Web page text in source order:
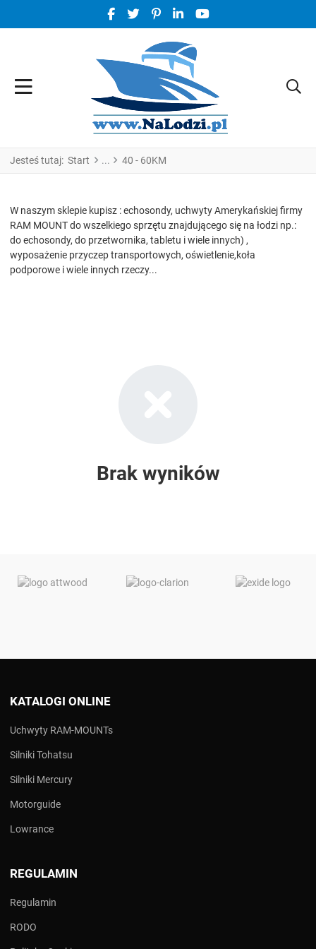
FACEBOOK SOCIAL LINK
TWITTER SOCIAL LINK
PINTEREST SOCIAL LINK
LINKEDIN SOCIAL LINK
YOUTUBE SOCIAL LINK
Jesteś tutaj: Start 40 - 60KM
W naszym sklepie kupisz : echosondy, uchwyty Amerykańskiej firmy
RAM MOUNT do wszelkiego sprzętu znajdującego się na łodzi np.:
do echosondy, do przetwornika, tabletu i wiele innych) ,
wyposażenie przyczep transportowych, oświetlenie,koła
podporowe i wiele innych rzeczy...
Brak wyników
KATALOGI ONLINE
Uchwyty RAM-MOUNTs
Silniki Tohatsu
Silniki Mercury
Motorguide
Lowrance
REGULAMIN
Regulamin
RODO